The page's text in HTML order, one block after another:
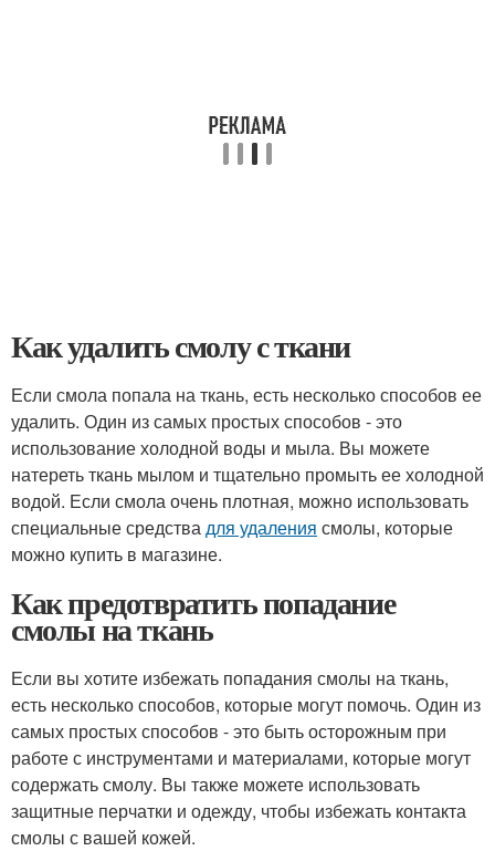
Как удалить смолу с ткани
Если смола попала на ткань, есть несколько способов ее
удалить. Один из самых простых способов - это
использование холодной воды и мыла. Вы можете
натереть ткань мылом и тщательно промыть ее холодной
водой. Если смола очень плотная, можно использовать
специальные средствадля удаления смолы, которые
можно купить в магазине.
Как предотвратить попадание
смолы на ткань
Если вы хотите избежать попадания смолы на ткань,
есть несколько способов, которые могут помочь. Один из
самых простых способов - это быть осторожным при
работе с инструментами и материалами, которые могут
содержать смолу. Вы также можете использовать
защитные перчатки и одежду, чтобы избежать контакта
смолы с вашей кожей.